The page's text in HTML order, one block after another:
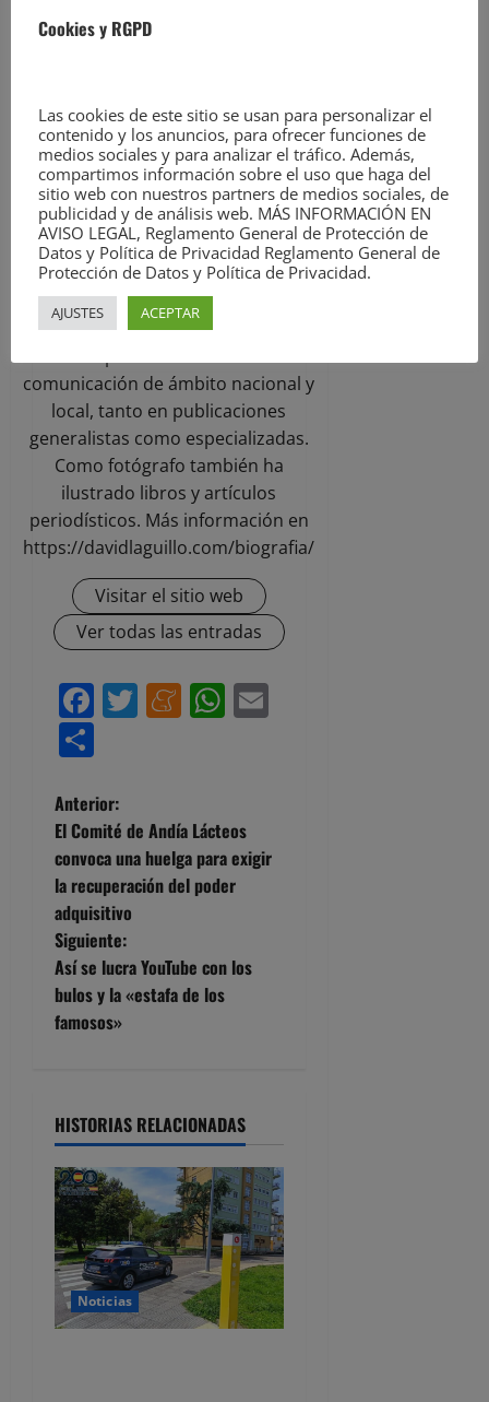
David Laguillo
Administrator
David Laguillo (Torrelavega, 1975)
es un periodista, escritor y
fotógrafo español. Desde hace
años ha publicado en medios de
comunicación de ámbito nacional y
local, tanto en publicaciones
generalistas como especializadas.
Como fotógrafo también ha
ilustrado libros y artículos
periodísticos. Más información en
https://davidlaguillo.com/biografia/
Visitar el sitio web
Ver todas las entradas
Facebook
Twitter
Meneame
WhatsApp
N
a
v
e
g
a
i
ó
n
d
e
Anterior:
El Comité de Andía Lácteos
convoca una huelga para exigir
la recuperación del poder
adquisitivo
Siguiente:
Así se lucra YouTube con los
bulos y la «estafa de los
famosos»
HISTORIAS RELACIONADAS
Noticias
Cookies y RGPD
Las cookies de este sitio se usan para personalizar el
contenido y los anuncios, para ofrecer funciones de
medios sociales y para analizar el tráfico. Además,
compartimos información sobre el uso que haga del
sitio web con nuestros partners de medios sociales, de
publicidad y de análisis web. MÁS INFORMACIÓN EN
AVISO LEGAL, Reglamento General de Protección de
Datos y Política de Privacidad Reglamento General de
Protección de Datos y Política de Privacidad.
AJUSTES ACEPTAR